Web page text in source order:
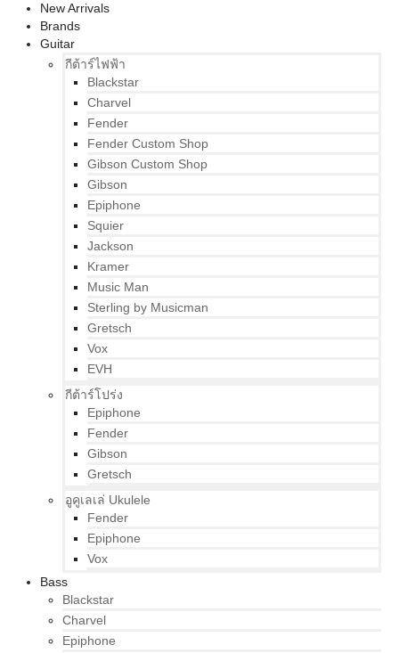
New Arrivals
Brands
Guitar
กีต้าร์ไฟฟ้า
Blackstar
Charvel
Fender
Fender Custom Shop
Gibson Custom Shop
Gibson
Epiphone
Squier
Jackson
Kramer
Music Man
Sterling by Musicman
Gretsch
Vox
EVH
กีต้าร์โปร่ง
Epiphone
Fender
Gibson
Gretsch
อูคูเลเล่ Ukulele
Fender
Epiphone
Vox
Bass
Blackstar
Charvel
Epiphone